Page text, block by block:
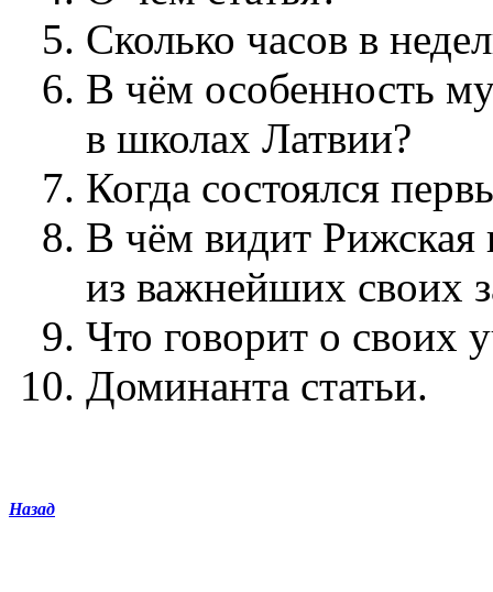
Сколько часов в
В чём особенность
в школах Латвии?
Когда состоялся
В чём видит Рижская
из важнейших своих
Что говорит о своих
Доминанта статьи.
Назад